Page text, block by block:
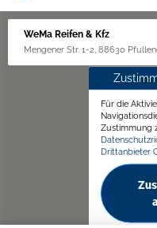
WeMa Reifen & Kfz
Mengener Str. 1-2, 88630
Für die
Zustimmung
Drittanbieter